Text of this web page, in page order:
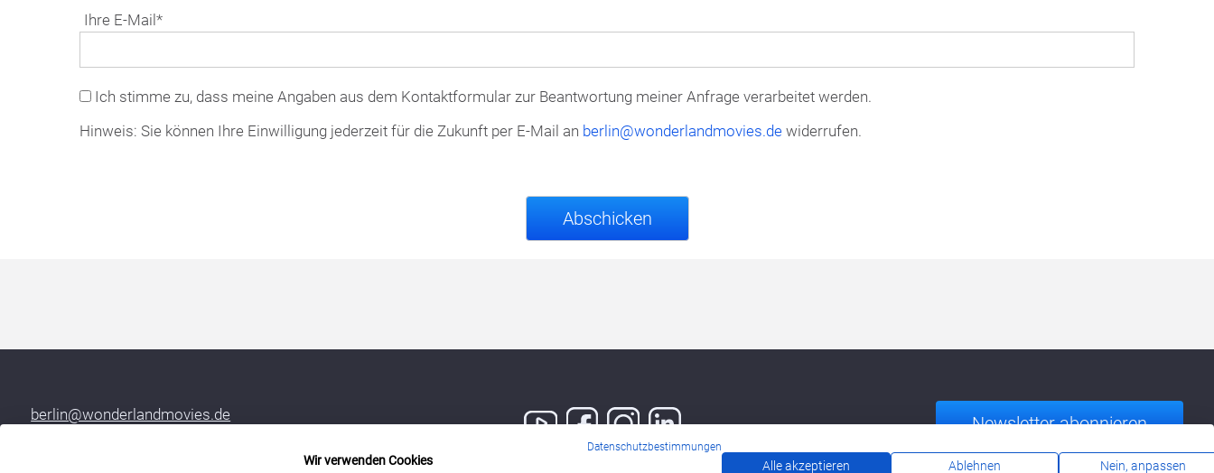
Ihre E-Mail*
Ich stimme zu, dass meine Angaben aus dem Kontaktformular zur Beantwortung meiner Anfrage verarbeitet werden.
Hinweis: Sie können Ihre Einwilligung jederzeit für die Zukunft per E-Mail an berlin@wonderlandmovies.de widerrufen.
berlin@wonderlandmovies.de
Newsletter abonnieren
Datenschutzbestimmungen
Wir verwenden Cookies Alle akzeptieren Ablehnen Nein, anpassen